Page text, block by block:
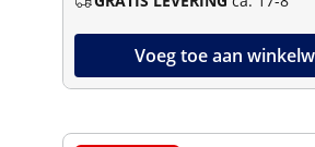
Voeg toe aan